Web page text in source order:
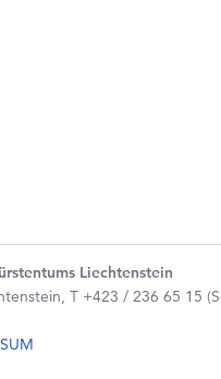
Liechtenstein
T +423 / 236 65 15